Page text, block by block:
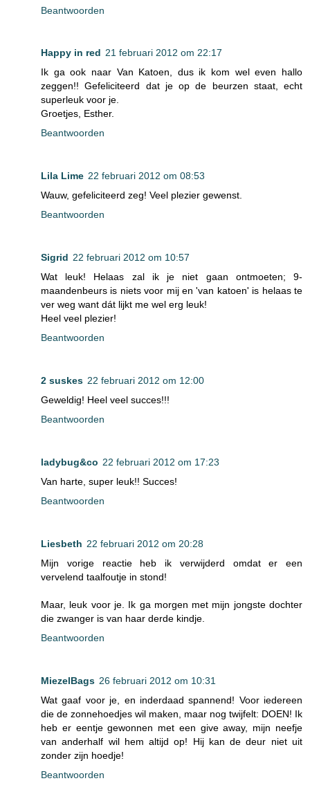
Beantwoorden
Happy in red 21 februari 2012 om 22:17
Ik ga ook naar Van Katoen, dus ik kom wel even hallo
zeggen!! Gefeliciteerd dat je op de beurzen staat, echt
superleuk voor je.
Groetjes, Esther.
Beantwoorden
Lila Lime 22 februari 2012 om 08:53
Wauw, gefeliciteerd zeg! Veel plezier gewenst.
Beantwoorden
Sigrid 22 februari 2012 om 10:57
Wat leuk! Helaas zal ik je niet gaan ontmoeten; 9-
maandenbeurs is niets voor mij en 'van katoen' is helaas te
ver weg want dát lijkt me wel erg leuk!
Heel veel plezier!
Beantwoorden
2 suskes 22 februari 2012 om 12:00
Geweldig! Heel veel succes!!!
Beantwoorden
ladybug&co 22 februari 2012 om 17:23
Van harte, super leuk!! Succes!
Beantwoorden
Liesbeth 22 februari 2012 om 20:28
Mijn vorige reactie heb ik verwijderd omdat er een
vervelend taalfoutje in stond!
Maar, leuk voor je. Ik ga morgen met mijn jongste dochter
die zwanger is van haar derde kindje.
Beantwoorden
MiezelBags 26 februari 2012 om 10:31
Wat gaaf voor je, en inderdaad spannend! Voor iedereen
die de zonnehoedjes wil maken, maar nog twijfelt: DOEN! Ik
heb er eentje gewonnen met een give away, mijn neefje
van anderhalf wil hem altijd op! Hij kan de deur niet uit
zonder zijn hoedje!
Beantwoorden